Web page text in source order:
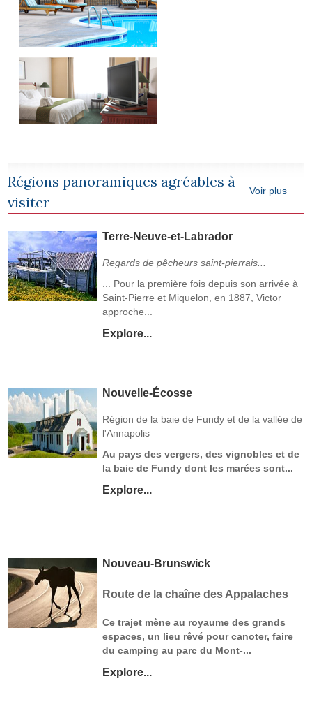
Régions panoramiques agréables à
visiter
Voir plus
Terre-Neuve-et-Labrador
Regards de pêcheurs saint-pierrais...
... Pour la première fois depuis son arrivée à
Saint-Pierre et Miquelon, en 1887, Victor
approche...
Explore...
Nouvelle-Écosse
Région de la baie de Fundy et de la vallée de
l'Annapolis
Au pays des vergers, des vignobles et de
la baie de Fundy dont les marées sont...
Explore...
Nouveau-Brunswick
Route de la chaîne des Appalaches
Ce trajet mène au royaume des grands
espaces, un lieu rêvé pour canoter, faire
du camping au parc du Mont-...
Explore...